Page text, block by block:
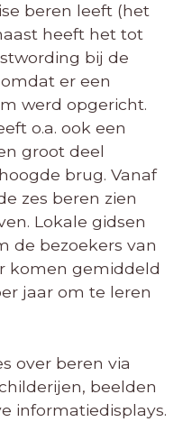
beren leeft (het
heeft het tot
bij de
er een
werd opgericht.
o.a. ook een
groot deel
brug. Vanaf
zes beren zien
Lokale gidsen
de bezoekers van
komen gemiddeld
jaar om te leren
over beren via
beelden
informatiedisplays.